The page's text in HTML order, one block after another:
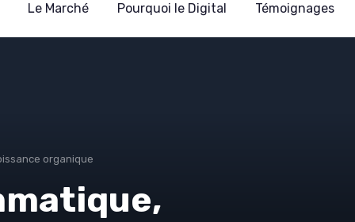
Le Marché Pourquoi le Digital Témoignages
organique